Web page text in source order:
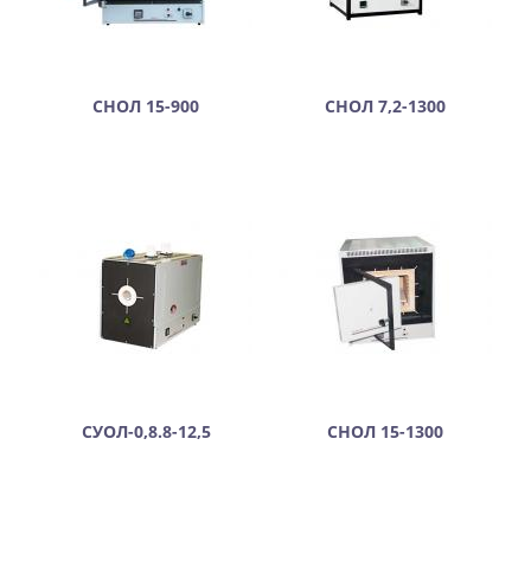
СНОЛ 15-900 СНОЛ 7,2-1300
СУОЛ-0,8.8-12,5 СНОЛ 15-1300